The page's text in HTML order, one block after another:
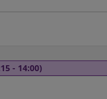
- 14:00)